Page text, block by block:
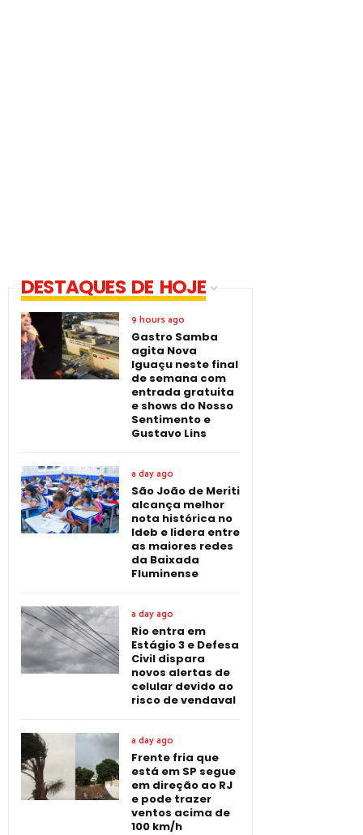
DESTAQUES DE HOJE
9 hours ago
Gastro Samba
agita Nova
Iguaçu neste final
de semana com
entrada gratuita
e shows do Nosso
Sentimento e
Gustavo Lins
a day ago
São João de Meriti
alcança melhor
nota histórica no
Ideb e lidera entre
as maiores redes
da Baixada
Fluminense
a day ago
Rio entra em
Estágio 3 e Defesa
Civil dispara
novos alertas de
celular devido ao
risco de vendaval
a day ago
Frente fria que
está em SP segue
em direção ao RJ
e pode trazer
ventos acima de
100 km/h